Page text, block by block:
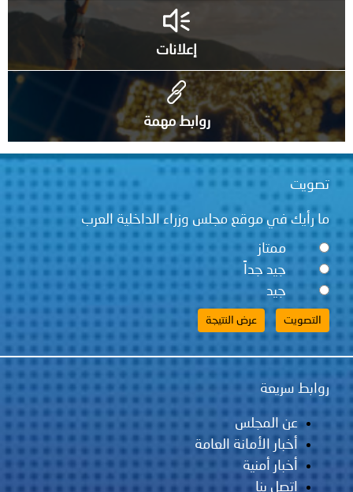
إعلانات
روابط مهمة
تصويت
ما رأيك في موقع مجلس وزراء الداخلية العرب
ممتاز
جيد جداً
جيد
روابط سريعة
عن المجلس
أخبار الأمانة العامة
أخبار أمنية
اتصل بنا